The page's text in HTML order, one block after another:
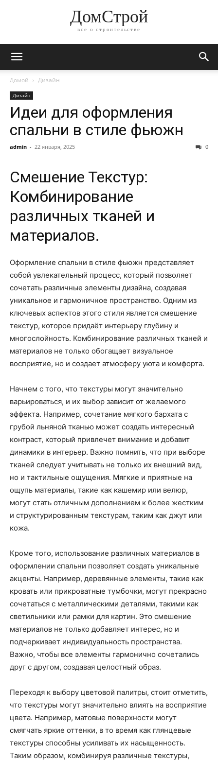
ДомСтрой
все о строительстве
Домой Дизайн
Дизайн
Идеи для оформления
спальни в стиле фьюжн
admin - 22 января, 2025 0
Смешение Текстур:
Комбинирование
различных тканей и
материалов.
Оформление спальни в стиле фьюжн представляет
собой увлекательный процесс, который позволяет
сочетать различные элементы дизайна, создавая
уникальное и гармоничное пространство. Одним из
ключевых аспектов этого стиля является смешение
текстур, которое придаёт интерьеру глубину и
многослойность. Комбинирование различных тканей и
материалов не только обогащает визуальное
восприятие, но и создает атмосферу уюта и комфорта.
Начнем с того, что текстуры могут значительно
варьироваться, и их выбор зависит от желаемого
эффекта. Например, сочетание мягкого бархата с
грубой льняной тканью может создать интересный
контраст, который привлечет внимание и добавит
динамики в интерьер. Важно помнить, что при выборе
тканей следует учитывать не только их внешний вид,
но и тактильные ощущения. Мягкие и приятные на
ощупь материалы, такие как кашемир или велюр,
могут стать отличным дополнением к более жестким
и структурированным текстурам, таким как джут или
кожа.
Кроме того, использование различных материалов в
оформлении спальни позволяет создать уникальные
акценты. Например, деревянные элементы, такие как
кровать или прикроватные тумбочки, могут прекрасно
сочетаться с металлическими деталями, такими как
светильники или рамки для картин. Это смешение
материалов не только добавляет интерес, но и
подчеркивает индивидуальность пространства.
Важно, чтобы все элементы гармонично сочетались
друг с другом, создавая целостный образ.
Переходя к выбору цветовой палитры, стоит отметить,
что текстуры могут значительно влиять на восприятие
цвета. Например, матовые поверхности могут
смягчать яркие оттенки, в то время как глянцевые
текстуры способны усиливать их насыщенность.
Таким образом, комбинируя различные текстуры,